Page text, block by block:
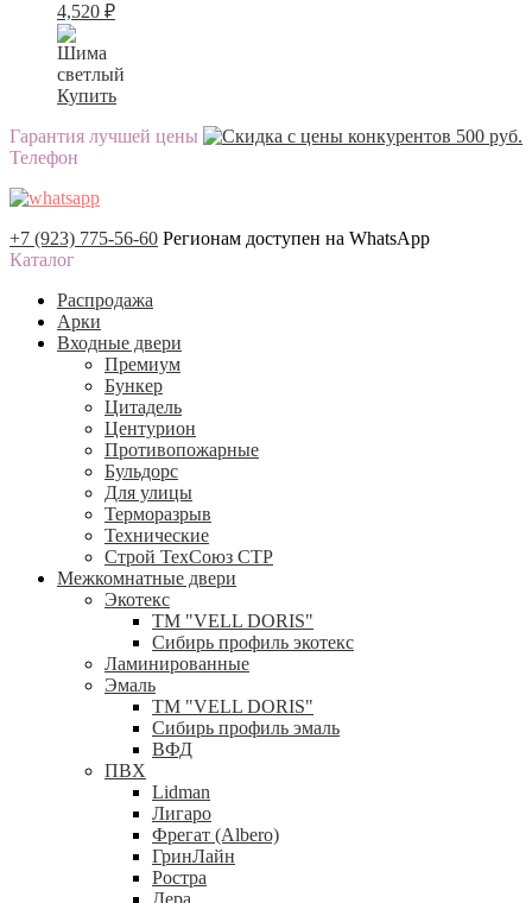
4,520 ₽
Купить
Гарантия лучшей цены
Телефон
+7 (923) 775-56-60 Регионам доступен на WhatsApp
Каталог
Распродажа
Арки
Входные двери
Премиум
Бункер
Цитадель
Центурион
Противопожарные
Бульдорс
Для улицы
Терморазрыв
Технические
Строй ТехСоюз СТР
Межкомнатные двери
Экотекс
ТМ "VELL DORIS"
Сибирь профиль экотекс
Ламинированные
Эмаль
ТМ "VELL DORIS"
Сибирь профиль эмаль
ВФД
ПВХ
Lidman
Лигаро
Фрегат (Albero)
ГринЛайн
Ростра